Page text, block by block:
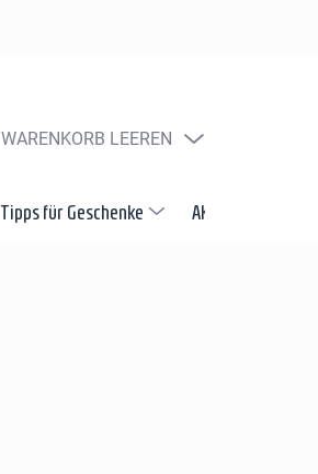
WARENKORB
WARENKORB LEEREN
Tipps für Geschenke AKTION